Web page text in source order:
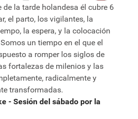
de la tarde holandesa él cubre 6
el parto, los vigilantes, la
la espera, y la colocación
un tiempo en el que el
a romper los siglos de
fortalezas de milenios y las
radicalmente y
transformadas.
- Sesión del sábado por la